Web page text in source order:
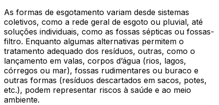
As formas de esgotamento variam desde sistemas
coletivos, como a rede geral de esgoto ou pluvial, até
soluções individuais, como as fossas sépticas ou fossas-
filtro. Enquanto algumas alternativas permitem o
tratamento adequado dos resíduos, outras, como o
lançamento em valas, corpos d’água (rios, lagos,
córregos ou mar), fossas rudimentares ou buraco e
outras formas (resíduos descartados em sacos, potes,
etc.), podem representar riscos à saúde e ao meio
ambiente.